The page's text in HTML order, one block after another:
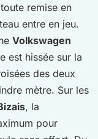
remise en
entre en jeu.
Volkswagen
est hissée sur la
des deux
mètre. Sur les
, la
pour